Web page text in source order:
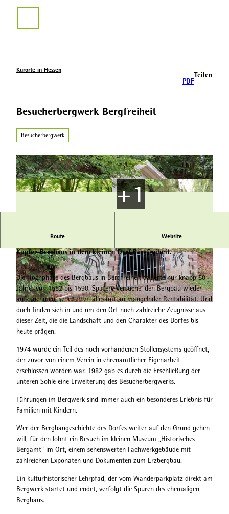
Kurorte in Hessen
PDF
Teilen
Besucherbergwerk Bergfreiheit
Besucherbergwerk
© Städtische Museen Bad Wildungen | CC-BY-SA
© Gereon Schoplick, Stadtmarketing Bad Wildu
ngen, Edersee | Deine Region: wild, bunt, gesun
d. |CC-BY-SA
© Gereon Schoplick, Stadtmarketing Bad Wildu
ngen, Edersee | Deine Region: wild, bunt, gesun
d. |CC-BY-SA
Route Website
Ein Besucherbergwerk ermöglicht Einblicke in die alte Zeit des
Kupfer-Bergbaus in dem kleinen Dorf Bergfreiheit.
Die Hochphase des Bergbaus in Bergfreiheit dauerte nur knapp 50
Jahre: von 1552 bis 1590. Spätere Versuche, den Bergbau wieder
aufzunehmen, scheiterten allesamt an mangelnder Rentabilität. Und
doch finden sich in und um den Ort noch zahlreiche Zeugnisse aus
dieser Zeit, die die Landschaft und den Charakter des Dorfes bis
heute prägen.
1974 wurde ein Teil des noch vorhandenen Stollensystems geöffnet,
der zuvor von einem Verein in ehrenamtlicher Eigenarbeit
erschlossen worden war. 1982 gab es durch die Erschließung der
unteren Sohle eine Erweiterung des Besucherbergwerks.
Führungen im Bergwerk sind immer auch ein besonderes Erlebnis für
Familien mit Kindern.
Wer der Bergbaugeschichte des Dorfes weiter auf den Grund gehen
will, für den lohnt ein Besuch im kleinen Museum „Historisches
Bergamt“ im Ort, einem sehenswerten Fachwerkgebäude mit
zahlreichen Exponaten und Dokumenten zum Erzbergbau.
Ein kulturhistorischer Lehrpfad, der vom Wanderparkplatz direkt am
Bergwerk startet und endet, verfolgt die Spuren des ehemaligen
Bergbaus.